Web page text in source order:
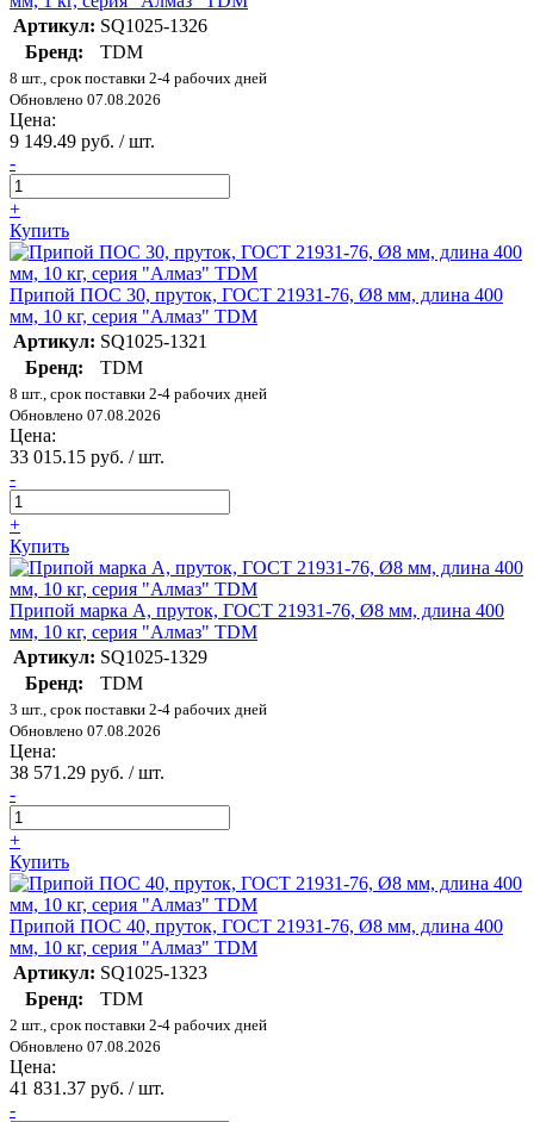
Артикул: SQ1025-1326
Бренд:
TDM
8 шт., срок поставки 2-4 рабочих дней
Обновлено 07.08.2026
Цена:
9 149.49 руб. / шт.
-
+
Купить
Припой ПОС 30, пруток, ГОСТ 21931-76, Ø8 мм, длина 400
мм, 10 кг, серия "Алмаз" TDM
Артикул: SQ1025-1321
Бренд:
TDM
8 шт., срок поставки 2-4 рабочих дней
Обновлено 07.08.2026
Цена:
33 015.15 руб. / шт.
-
+
Купить
Припой марка А, пруток, ГОСТ 21931-76, Ø8 мм, длина 400
мм, 10 кг, серия "Алмаз" TDM
Артикул: SQ1025-1329
Бренд:
TDM
3 шт., срок поставки 2-4 рабочих дней
Обновлено 07.08.2026
Цена:
38 571.29 руб. / шт.
-
+
Купить
Припой ПОС 40, пруток, ГОСТ 21931-76, Ø8 мм, длина 400
мм, 10 кг, серия "Алмаз" TDM
Артикул: SQ1025-1323
Бренд:
TDM
2 шт., срок поставки 2-4 рабочих дней
Обновлено 07.08.2026
Цена:
41 831.37 руб. / шт.
-